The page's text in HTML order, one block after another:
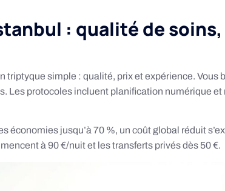
: qualité de
triptyque simple : qualité, prix et expérience.
Les protocoles incluent planification numérique
économies jusqu’à 70 %, un coût global réduit
à 90 €/nuit et les transferts privés dès 50 €.